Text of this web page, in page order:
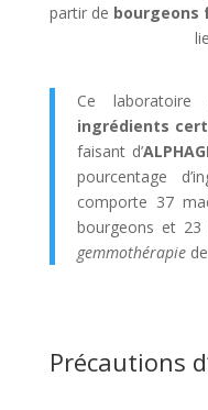
partir de bourgeons
Ce laboratoire
ingrédients
faisant d’
pourcentage
comporte 37
bourgeons et
gemmothérapiede
Précautions